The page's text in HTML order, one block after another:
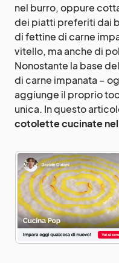
nel burro, oppure
dei piatti preferiti dai
di fettine di carne
vitello, ma anche di
Nonostante la base
di carne impanata –
aggiunge il proprio
unica. In questo
cotolette cucinate